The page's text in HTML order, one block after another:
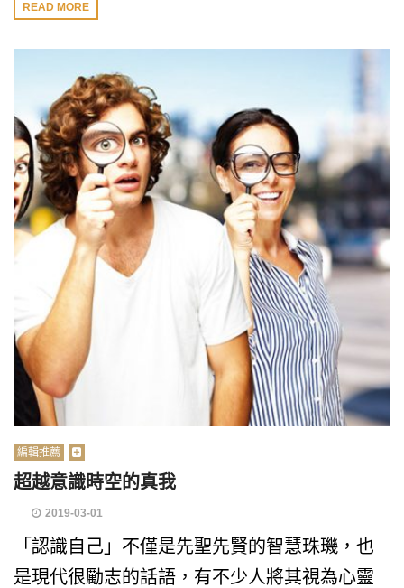
READ MORE
編輯推薦
超越意識時空的真我
2019-03-01
「認識自己」不僅是先聖先賢的智慧珠璣，也
是現代很勵志的話語，有不少人將其視為心靈